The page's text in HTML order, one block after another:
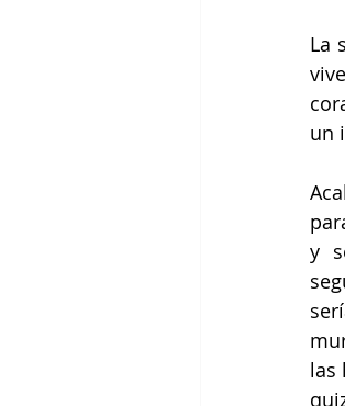
La
un
y
las